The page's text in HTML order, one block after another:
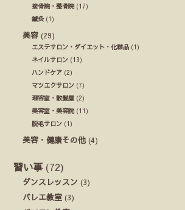
接骨院・整骨院(17)
鍼灸(1)
美容 (29)
エステサロン・ダイエット・化粧品 (1)
ネイルサロン (13)
ハンドケア (2)
マツエクサロン (7)
理容室・散髪屋 (2)
美容室・美容院(11)
脱毛サロン (1)
美容・健康その他 (4)
習い事 (72)
ダンスレッスン (3)
バレエ教室 (3)